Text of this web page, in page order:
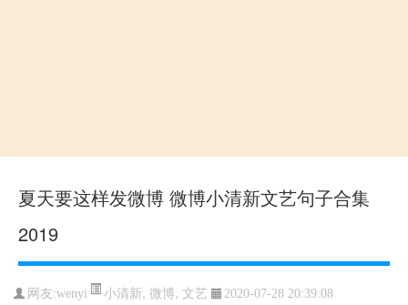
夏天要这样发微博 微博小清新文艺句子合集
2019
网友:wenyi 小清新, 微博, 文艺 2020-07-28 20:39:08